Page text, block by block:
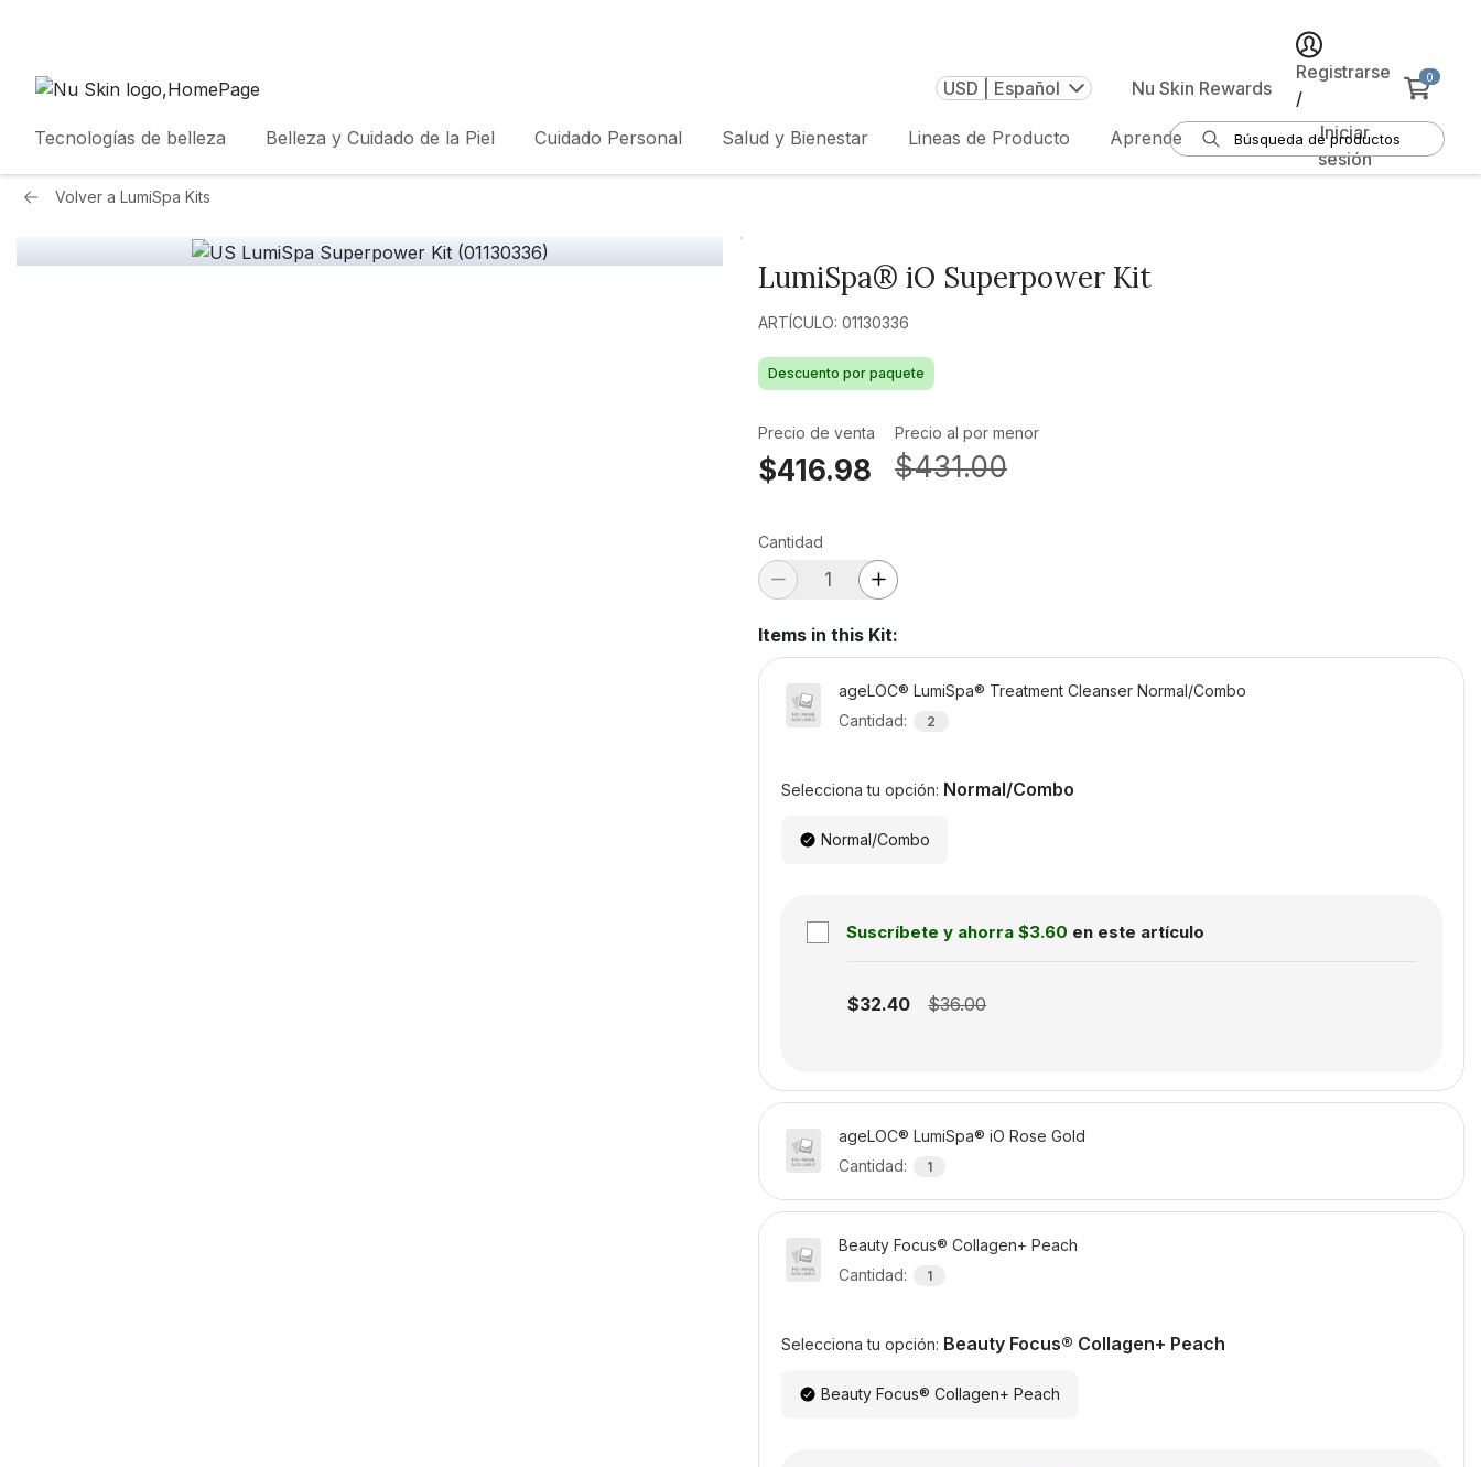
USD | Español Nu Skin Rewards
Registrarse
/
Iniciar
sesión
0
Tecnologías de belleza Belleza y Cuidado de la Piel Cuidado Personal Salud y Bienestar Lineas de Producto Aprende
Volver a LumiSpa Kits
LumiSpa® iO Superpower Kit
ARTÍCULO: 01130336
Descuento por paquete
Precio de venta
$416.98
Precio al por menor
$431.00
Cantidad
Items in this Kit:
ageLOC® LumiSpa® Treatment Cleanser Normal/Combo
Cantidad: 2
Selecciona tu opción: Normal/Combo
Normal/Combo
Suscríbete y ahorra $3.60 en este artículo
$32.40
$36.00
ageLOC® LumiSpa® iO Rose Gold
Cantidad: 1
Beauty Focus® Collagen+ Peach
Cantidad: 1
Selecciona tu opción: Beauty Focus® Collagen+ Peach
Beauty Focus® Collagen+ Peach